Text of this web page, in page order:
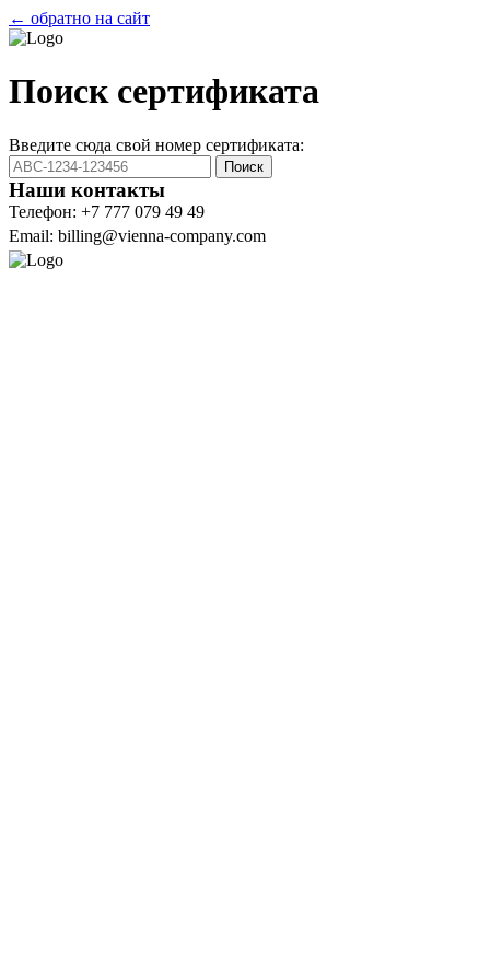
← обратно на сайт
Поиск сертификата
Введите сюда свой номер сертификата:
Поиск
Наши контакты
Телефон: +7 777 079 49 49
Email: billing@vienna-company.com